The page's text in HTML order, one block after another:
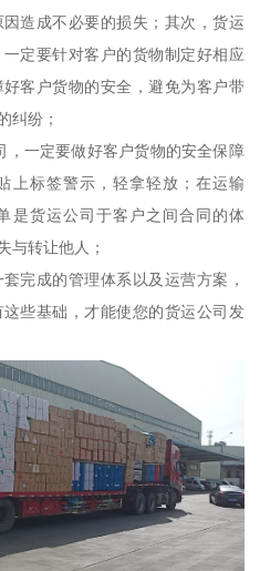
造成不必要的损失；其次，货运
定要针对客户的货物制定好相应
客户货物的安全，避免为客户带
纠纷；
，一定要做好客户货物的安全保障
上标签警示，轻拿轻放；在运输
是货运公司于客户之间合同的体
与转让他人；
完成的管理体系以及运营方案，
些基础，才能使您的货运公司发